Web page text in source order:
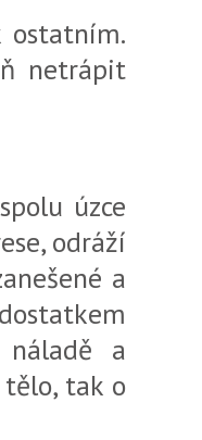
netrápit
úzce
odráží
a
a
tak o